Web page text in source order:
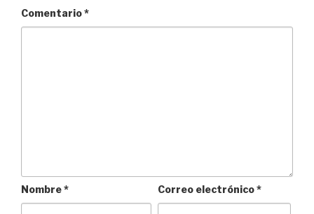
Comentario*
Nombre* Correo electrónico*